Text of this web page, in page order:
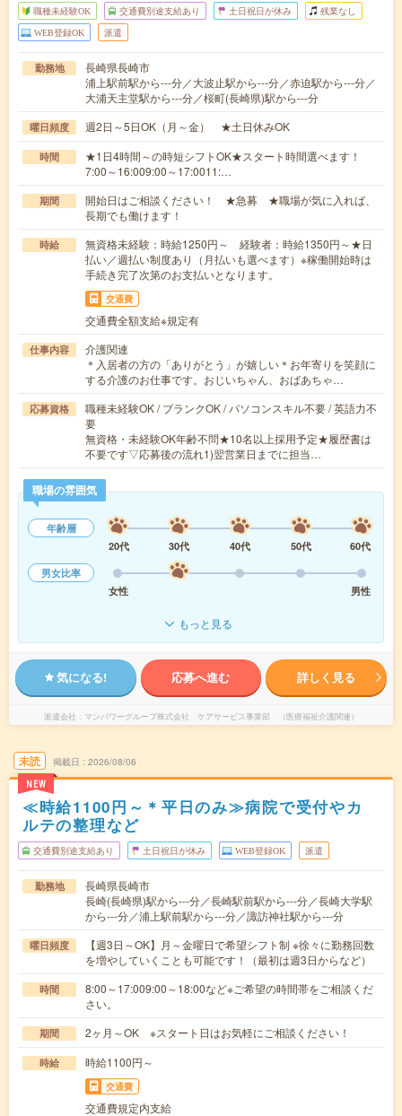
職種未経験OK 交通費別途支給あり 土日祝日が休み 残業なし
WEB登録OK 派遣
勤務地
長崎県長崎市
浦上駅前駅から---分／大波止駅から---分／赤迫駅から---分／
大浦天主堂駅から---分／桜町(長崎県)駅から---分
曜日頻度 週2日～5日OK（月～金） ★土日休みOK
時間
★1日4時間～の時短シフトOK★スタート時間選べます！
7:00～16:009:00～17:0011:…
期間
開始日はご相談ください！ ★急募 ★職場が気に入れば、
長期でも働けます！
時給
無資格未経験：時給1250円～ 経験者：時給1350円～★日
払い／週払い制度あり（月払いも選べます）※稼働開始時は
手続き完了次第のお支払いとなります。
交通費
交通費全額支給※規定有
仕事内容
介護関連
＊入居者の方の「ありがとう」が嬉しい＊お年寄りを笑顔に
する介護のお仕事です。おじいちゃん、おばあちゃ…
応募資格
職種未経験OK / ブランクOK / パソコンスキル不要 / 英語力不
要
無資格・未経験OK年齢不問★10名以上採用予定★履歴書は
不要です▽応募後の流れ1)翌営業日までに担当…
職場の雰囲気
年齢層
20代
30代 40代 50代
60代
男女比率
女性
男性
もっと見る
気になる! 応募へ進む 詳しく見る
派遣会社 マンパワーグループ株式会社 ケアサービス事業部 （医療福祉介護関連）
未読
NEW
掲載日 2026/08/06
≪時給1100円～＊平日のみ≫病院で受付やカ
ルテの整理など
交通費別途支給あり 土日祝日が休み WEB登録OK 派遣
勤務地
長崎県長崎市
長崎(長崎県)駅から---分／長崎駅前駅から---分／長崎大学駅
から---分／浦上駅前駅から---分／諏訪神社駅から---分
曜日頻度
【週3日～OK】月～金曜日で希望シフト制 ※徐々に勤務回数
を増やしていくことも可能です！（最初は週3日からなど）
時間
8:00～17:009:00～18:00など※ご希望の時間帯をご相談くだ
さい。
期間 2ヶ月～OK ※スタート日はお気軽にご相談ください！
時給 時給1100円～
交通費
交通費規定内支給